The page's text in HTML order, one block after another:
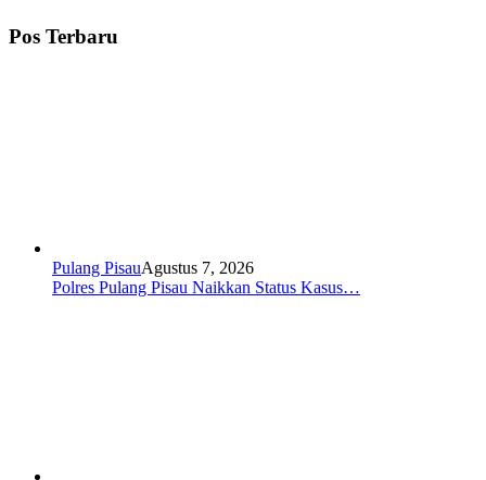
Pos Terbaru
Pulang PisauAgustus 7, 2026
Polres Pulang Pisau Naikkan Status Kasus…